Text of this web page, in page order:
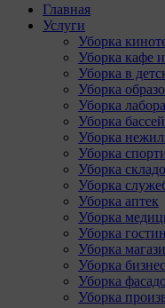
Главная
Услуги
Уборка
Уборка кафе
Уборка в
Уборка
Уборка
Уборка
Уборка
Уборка
Уборка
Уборка
Уборка аптек
Уборка
Уборка
Уборка
Уборка
Уборка
Уборка